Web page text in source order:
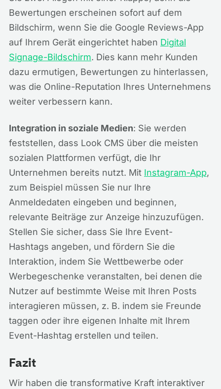
Bewertungen erscheinen sofort auf dem
Bildschirm, wenn Sie die Google Reviews-App
auf Ihrem Gerät eingerichtet haben Digital
Signage-Bildschirm. Dies kann mehr Kunden
dazu ermutigen, Bewertungen zu hinterlassen,
was die Online-Reputation Ihres Unternehmens
weiter verbessern kann.
Integration in soziale Medien: Sie werden
feststellen, dass Look CMS über die meisten
sozialen Plattformen verfügt, die Ihr
Unternehmen bereits nutzt. Mit Instagram-App,
zum Beispiel müssen Sie nur Ihre
Anmeldedaten eingeben und beginnen,
relevante Beiträge zur Anzeige hinzuzufügen.
Stellen Sie sicher, dass Sie Ihre Event-
Hashtags angeben, und fördern Sie die
Interaktion, indem Sie Wettbewerbe oder
Werbegeschenke veranstalten, bei denen die
Nutzer auf bestimmte Weise mit Ihren Posts
interagieren müssen, z. B. indem sie Freunde
taggen oder ihre eigenen Inhalte mit Ihrem
Event-Hashtag erstellen und teilen.
Fazit
Wir haben die transformative Kraft interaktiver